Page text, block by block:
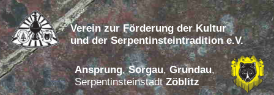
Verein zur Förderung der Kultur
und der Serpentinsteintradition e.V.
Ansprung,Sorgau,Grundau,
SerpentinsteinstadtZöblitz